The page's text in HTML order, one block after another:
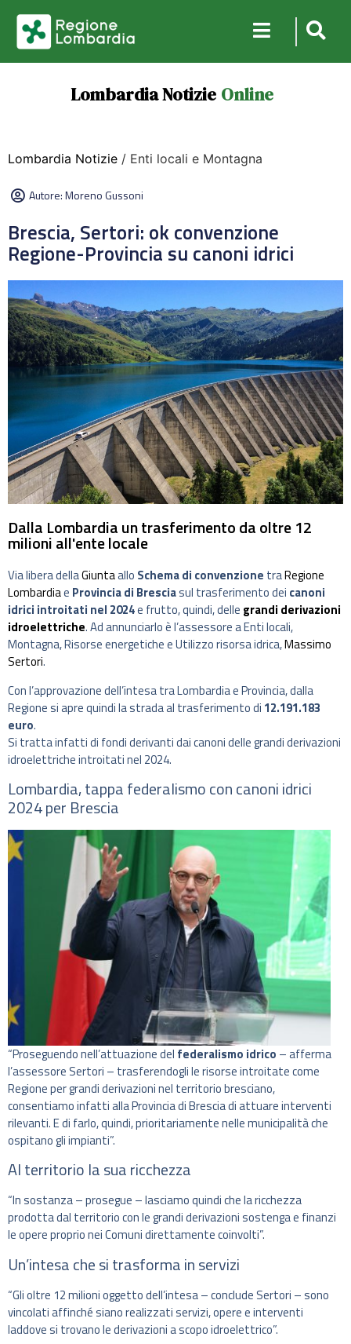
Lombardia Notizie Online
Lombardia Notizie / Enti locali e Montagna
Autore:Moreno Gussoni
Brescia, Sertori: ok convenzione
Regione-Provincia su canoni idrici
Dalla Lombardia un trasferimento da oltre 12
milioni all'ente locale
Via libera dellaGiuntaallo Schema di convenzione traRegione
Lombardiae Provincia di Bresciasul trasferimento dei canoni
idrici introitati nel 2024e frutto, quindi, delle grandi derivazioni
idroelettriche. Ad annunciarlo è l’assessore a Enti locali,
Montagna, Risorse energetiche e Utilizzo risorsa idrica,Massimo
Sertori.
Con l’approvazione dell’intesa tra Lombardia e Provincia, dalla
Regione si apre quindi la strada al trasferimento di 12.191.183
euro.
Si tratta infatti di fondi derivanti dai canoni delle grandi derivazioni
idroelettriche introitati nel 2024.
Lombardia, tappa federalismo con canoni idrici
2024 per Brescia
“Proseguendo nell’attuazione del federalismo idrico – afferma
l’assessore Sertori – trasferendogli le risorse introitate come
Regione per grandi derivazioni nel territorio bresciano,
consentiamo infatti alla Provincia di Brescia di attuare interventi
rilevanti. E di farlo, quindi, prioritariamente nelle municipalità che
ospitano gli impianti”.
Al territorio la sua ricchezza
“In sostanza – prosegue – lasciamo quindi che la ricchezza
prodotta dal territorio con le grandi derivazioni sostenga e finanzi
le opere proprio nei Comuni direttamente coinvolti”.
Un’intesa che si trasforma in servizi
“Gli oltre 12 milioni oggetto dell’intesa – conclude Sertori – sono
vincolati affinché siano realizzati servizi, opere e interventi
laddove si trovano le derivazioni a scopo idroelettrico”.